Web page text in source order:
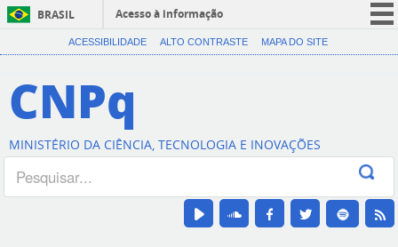
BRASIL
Acesso à informação
CORONAVÍRUS (COVID-19)
Canais
ACESSIBILIDADE ALTO CONTRASTE MAPA DO SITE
CNPq
MINISTÉRIO DA CIÊNCIA, TECNOLOGIA E INOVAÇÕES